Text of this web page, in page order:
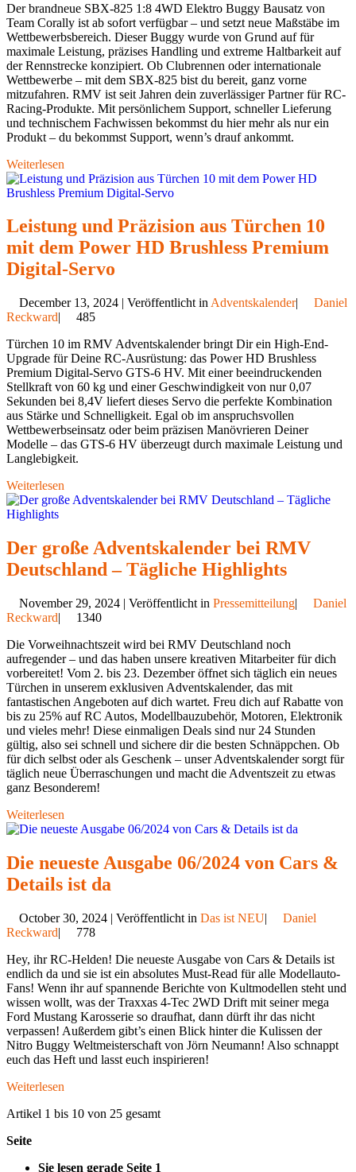
Der brandneue SBX-825 1:8 4WD Elektro Buggy Bausatz von
Team Corally ist ab sofort verfügbar – und setzt neue Maßstäbe im
Wettbewerbsbereich. Dieser Buggy wurde von Grund auf für
maximale Leistung, präzises Handling und extreme Haltbarkeit auf
der Rennstrecke konzipiert. Ob Clubrennen oder internationale
Wettbewerbe – mit dem SBX-825 bist du bereit, ganz vorne
mitzufahren. RMV ist seit Jahren dein zuverlässiger Partner für RC-
Racing-Produkte. Mit persönlichem Support, schneller Lieferung
und technischem Fachwissen bekommst du hier mehr als nur ein
Produkt – du bekommst Support, wenn’s drauf ankommt.
Weiterlesen
Leistung und Präzision aus Türchen 10
mit dem Power HD Brushless Premium
Digital-Servo
December 13, 2024 | Veröffentlicht in Adventskalender|
Daniel
Reckward|
485
Türchen 10 im RMV Adventskalender bringt Dir ein High-End-
Upgrade für Deine RC-Ausrüstung: das Power HD Brushless
Premium Digital-Servo GTS-6 HV. Mit einer beeindruckenden
Stellkraft von 60 kg und einer Geschwindigkeit von nur 0,07
Sekunden bei 8,4V liefert dieses Servo die perfekte Kombination
aus Stärke und Schnelligkeit. Egal ob im anspruchsvollen
Wettbewerbseinsatz oder beim präzisen Manövrieren Deiner
Modelle – das GTS-6 HV überzeugt durch maximale Leistung und
Langlebigkeit.
Weiterlesen
Der große Adventskalender bei RMV
Deutschland – Tägliche Highlights
November 29, 2024 | Veröffentlicht in Pressemitteilung|
Daniel
Reckward|
1340
Die Vorweihnachtszeit wird bei RMV Deutschland noch
aufregender – und das haben unsere kreativen Mitarbeiter für dich
vorbereitet! Vom 2. bis 23. Dezember öffnet sich täglich ein neues
Türchen in unserem exklusiven Adventskalender, das mit
fantastischen Angeboten auf dich wartet. Freu dich auf Rabatte von
bis zu 25% auf RC Autos, Modellbauzubehör, Motoren, Elektronik
und vieles mehr! Diese einmaligen Deals sind nur 24 Stunden
gültig, also sei schnell und sichere dir die besten Schnäppchen. Ob
für dich selbst oder als Geschenk – unser Adventskalender sorgt für
täglich neue Überraschungen und macht die Adventszeit zu etwas
ganz Besonderem!
Weiterlesen
Die neueste Ausgabe 06/2024 von Cars &
Details ist da
October 30, 2024 | Veröffentlicht in Das ist NEU|
Daniel
Reckward|
778
Hey, ihr RC-Helden! Die neueste Ausgabe von Cars & Details ist
endlich da und sie ist ein absolutes Must-Read für alle Modellauto-
Fans! Wenn ihr auf spannende Berichte von Kultmodellen steht und
wissen wollt, was der Traxxas 4-Tec 2WD Drift mit seiner mega
Ford Mustang Karosserie so draufhat, dann dürft ihr das nicht
verpassen! Außerdem gibt’s einen Blick hinter die Kulissen der
Nitro Buggy Weltmeisterschaft von Jörn Neumann! Also schnappt
euch das Heft und lasst euch inspirieren!
Weiterlesen
Artikel 1 bis 10 von 25 gesamt
Seite
Sie lesen gerade Seite 1